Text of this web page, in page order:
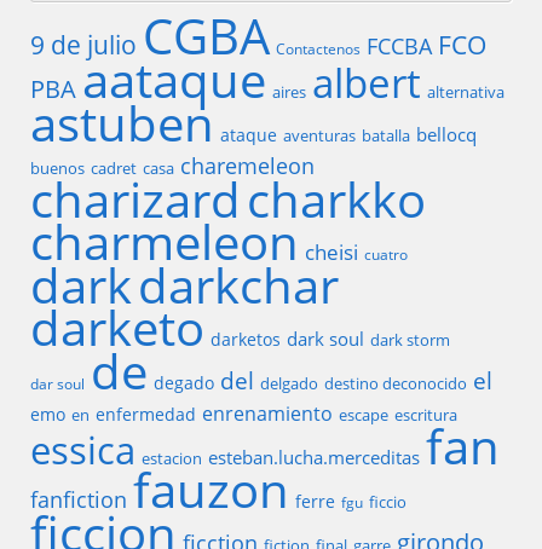
9 de julio CGBA Contactenos FCCBA FCO
PBA aataque aires albert alternativa
astuben ataque aventuras batalla bellocq
buenos cadret casa charemeleon
charizard charkko
charmeleon cheisi cuatro
darkdarkchar
darketo darketos dark soul dark storm
dar soul de degado del delgado destino deconocido el
emo en enfermedad enrenamiento escape escritura
essica estacion esteban.lucha.merceditas fan
fanfiction fauzon ferre fgu ficcio
ficcion ficction girondo